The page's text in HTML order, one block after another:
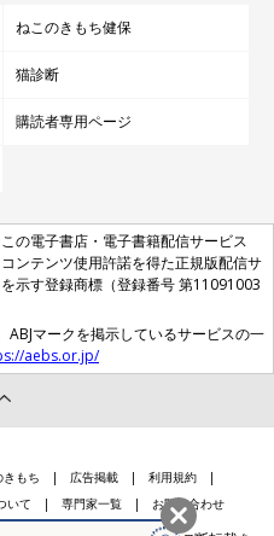
ねこのきもち健保
猫診断
購読者専用ページ
の電子書店・電子書籍配信サービス
ンテンツ使用許諾を得た正規版配信サ
示す登録商標（登録番号 第11091003
ABJマークを掲示しているサービスの一
aebs.or.jp/
もち 広告掲載
利用規約
いて 専門家一覧 お問い合わせ